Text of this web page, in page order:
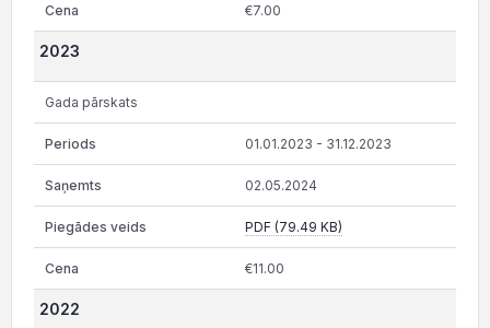
€7.00
2023
Gada pārskats
01.01.2023 - 31.12.2023
02.05.2024
PDF (79.49 KB)
€11.00
2022